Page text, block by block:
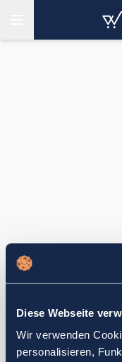
Diese Webseite
Wir verwenden
personalisieren,